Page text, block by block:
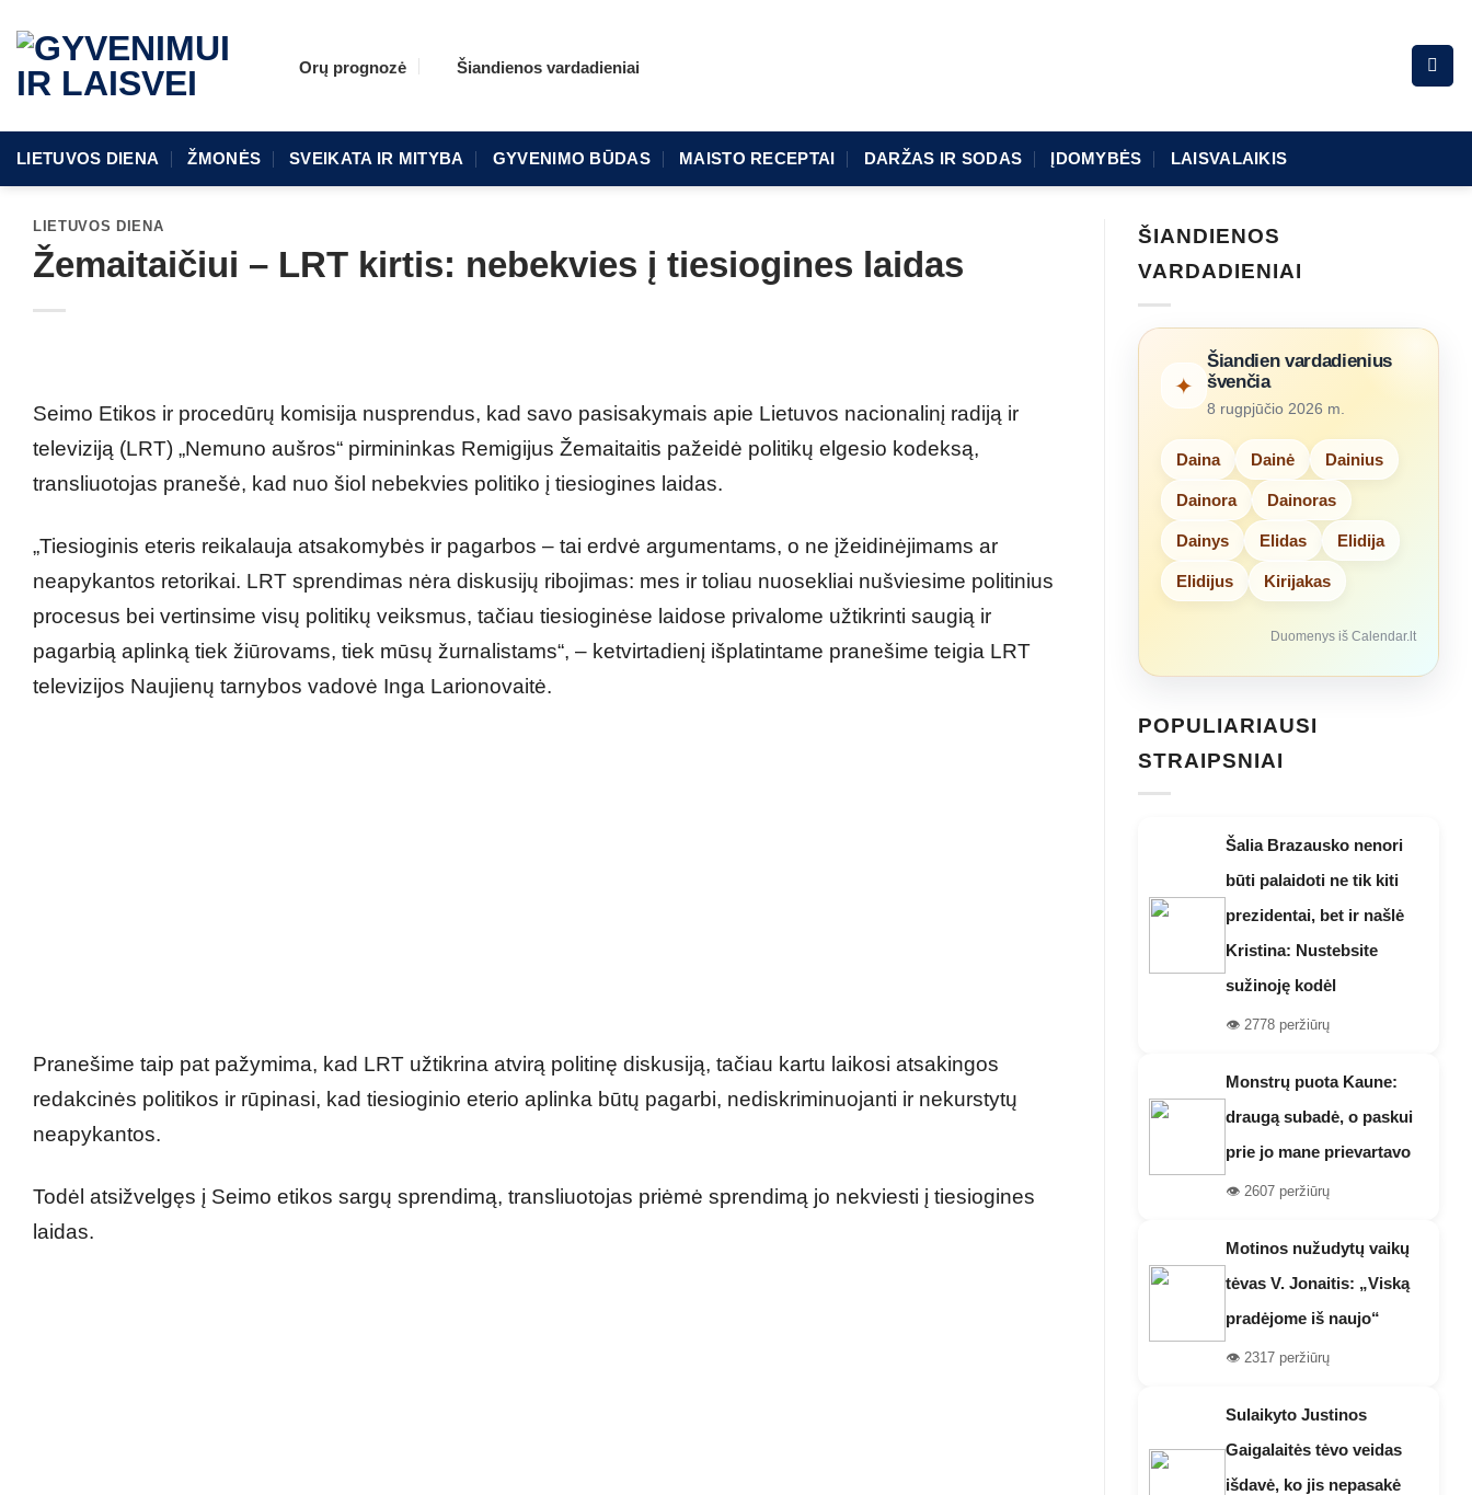
content
Orų prognozė Šiandienos vardadieniai
LIETUVOS DIENA ŽMONĖS SVEIKATA IR MITYBA GYVENIMO BŪDAS MAISTO RECEPTAI DARŽAS IR SODAS ĮDOMYBĖS LAISVALAIKIS
LIETUVOS DIENA
Žemaitaičiui – LRT kirtis: nebekvies į tiesiogines laidas
Seimo Etikos ir procedūrų komisija nusprendus, kad savo pasisakymais apie Lietuvos nacionalinį radiją ir
televiziją (LRT) „Nemuno aušros“ pirmininkas Remigijus Žemaitaitis pažeidė politikų elgesio kodeksą,
transliuotojas pranešė, kad nuo šiol nebekvies politiko į tiesiogines laidas.
„Tiesioginis eteris reikalauja atsakomybės ir pagarbos – tai erdvė argumentams, o ne įžeidinėjimams ar
neapykantos retorikai. LRT sprendimas nėra diskusijų ribojimas: mes ir toliau nuosekliai nušviesime politinius
procesus bei vertinsime visų politikų veiksmus, tačiau tiesioginėse laidose privalome užtikrinti saugią ir
pagarbią aplinką tiek žiūrovams, tiek mūsų žurnalistams“, – ketvirtadienį išplatintame pranešime teigia LRT
televizijos Naujienų tarnybos vadovė Inga Larionovaitė.
Pranešime taip pat pažymima, kad LRT užtikrina atvirą politinę diskusiją, tačiau kartu laikosi atsakingos
redakcinės politikos ir rūpinasi, kad tiesioginio eterio aplinka būtų pagarbi, nediskriminuojanti ir nekurstytų
neapykantos.
Todėl atsižvelgęs į Seimo etikos sargų sprendimą, transliuotojas priėmė sprendimą jo nekviesti į tiesiogines
laidas.
ŠIANDIENOS
VARDADIENIAI
✦
Šiandien vardadienius
švenčia
8 rugpjūčio 2026 m.
Daina Dainė Dainius
Dainora Dainoras
Dainys Elidas Elidija
Elidijus Kirijakas
Duomenys iš Calendar.lt
POPULIARIAUSI
STRAIPSNIAI
Šalia Brazausko nenori
būti palaidoti ne tik kiti
prezidentai, bet ir našlė
Kristina: Nustebsite
sužinoję kodėl
👁️ 2778 peržiūrų
Monstrų puota Kaune:
draugą subadė, o paskui
prie jo mane prievartavo
👁️ 2607 peržiūrų
Motinos nužudytų vaikų
tėvas V. Jonaitis: „Viską
pradėjome iš naujo“
👁️ 2317 peržiūrų
Sulaikyto Justinos
Gaigalaitės tėvo veidas
išdavė, ko jis nepasakė